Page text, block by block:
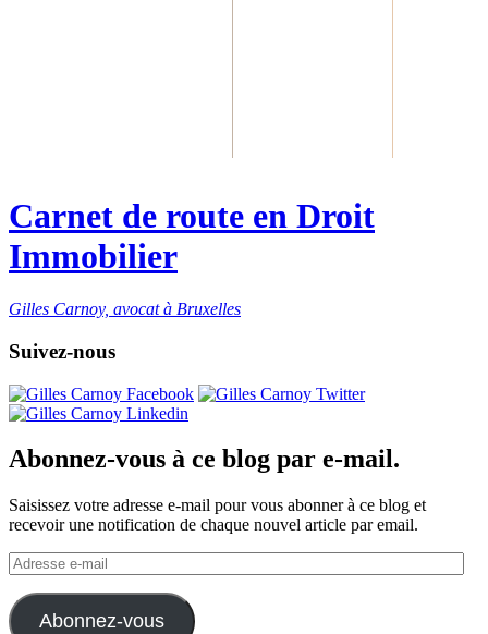
Carnet de route en Droit
Immobilier
Gilles Carnoy, avocat à Bruxelles
Suivez-nous
Abonnez-vous à ce blog par e-mail.
Saisissez votre adresse e-mail pour vous abonner à ce blog et
recevoir une notification de chaque nouvel article par email.
Adresse
e-
mail
Abonnez-vous